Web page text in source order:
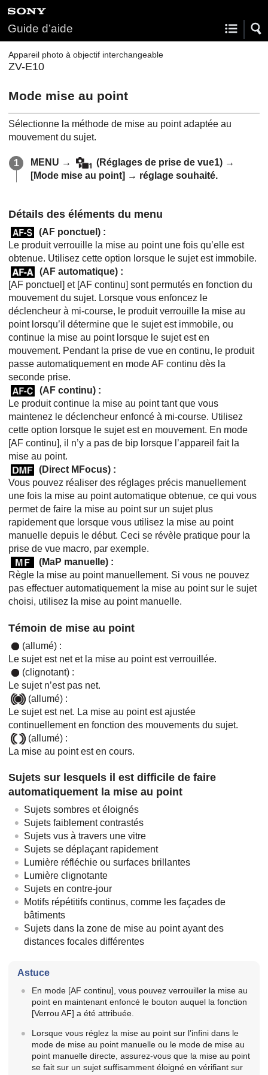
Guide d’aide
Appareil photo à objectif interchangeable
ZV-E10
Mode mise au point
Sélectionne la méthode de mise au point adaptée au
mouvement du sujet.
MENU → (Réglages de prise de vue1) →
[Mode mise au point] → réglage souhaité.
Détails des éléments du menu
(AF ponctuel) :
Le produit verrouille la mise au point une fois qu’elle est
obtenue. Utilisez cette option lorsque le sujet est immobile.
(AF automatique) :
[AF ponctuel] et [AF continu] sont permutés en fonction du
mouvement du sujet. Lorsque vous enfoncez le
déclencheur à mi-course, le produit verrouille la mise au
point lorsqu’il détermine que le sujet est immobile, ou
continue la mise au point lorsque le sujet est en
mouvement. Pendant la prise de vue en continu, le produit
passe automatiquement en mode AF continu dès la
seconde prise.
(AF continu) :
Le produit continue la mise au point tant que vous
maintenez le déclencheur enfoncé à mi-course. Utilisez
cette option lorsque le sujet est en mouvement. En mode
[AF continu], il n’y a pas de bip lorsque l’appareil fait la
mise au point.
(Direct MFocus) :
Vous pouvez réaliser des réglages précis manuellement
une fois la mise au point automatique obtenue, ce qui vous
permet de faire la mise au point sur un sujet plus
rapidement que lorsque vous utilisez la mise au point
manuelle depuis le début. Ceci se révèle pratique pour la
prise de vue macro, par exemple.
(MaP manuelle) :
Règle la mise au point manuellement. Si vous ne pouvez
pas effectuer automatiquement la mise au point sur le sujet
choisi, utilisez la mise au point manuelle.
Témoin de mise au point
(allumé) :
Le sujet est net et la mise au point est verrouillée.
(clignotant) :
Le sujet n’est pas net.
(allumé) :
Le sujet est net. La mise au point est ajustée
continuellement en fonction des mouvements du sujet.
(allumé) :
La mise au point est en cours.
Sujets sur lesquels il est difficile de faire
automatiquement la mise au point
Sujets sombres et éloignés
Sujets faiblement contrastés
Sujets vus à travers une vitre
Sujets se déplaçant rapidement
Lumière réfléchie ou surfaces brillantes
Lumière clignotante
Sujets en contre-jour
Motifs répétitifs continus, comme les façades de
bâtiments
Sujets dans la zone de mise au point ayant des
distances focales différentes
Astuce
En mode [AF continu] , vous pouvez verrouiller la mise au
point en maintenant enfoncé le bouton auquel la fonction
[Verrou AF] a été attribuée.
Lorsque vous réglez la mise au point sur l’infini dans le
mode de mise au point manuelle ou le mode de mise au
point manuelle directe, assurez-vous que la mise au point
se fait sur un sujet suffisamment éloigné en vérifiant sur